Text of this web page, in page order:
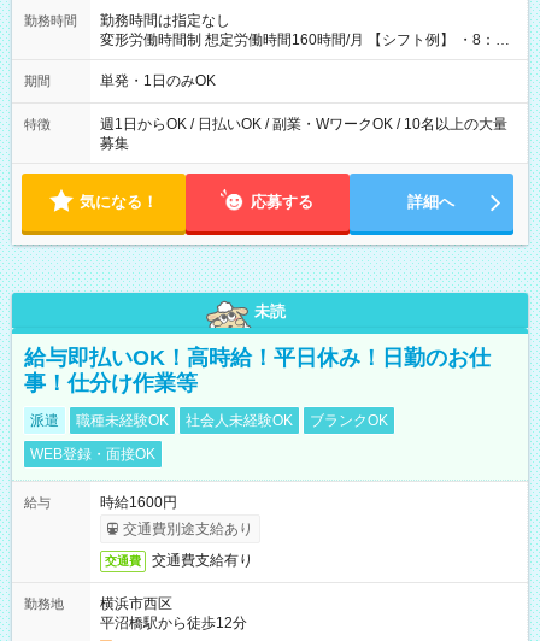
勤務時間
勤務時間は指定なし
変形労働時間制 想定労働時間160時間/月 【シフト例】 ・8：00
～21：00
期間 単発・1日のみOK
特徴
週1日からOK / 日払いOK / 副業・WワークOK / 10名以上の大量
募集
気になる！ 応募する 詳細へ
未読
給与即払いOK！高時給！平日休み！日勤のお仕
事！仕分け作業等
派遣 職種未経験OK 社会人未経験OK
ブランクOK
WEB登録・面接OK
給与
時給1600円
交通費別途支給あり
交通費 交通費支給有り
勤務地
横浜市西区
平沼橋駅から徒歩12分